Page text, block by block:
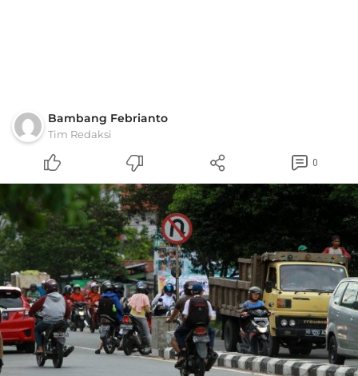
Bambang Febrianto
Tim Redaksi
0